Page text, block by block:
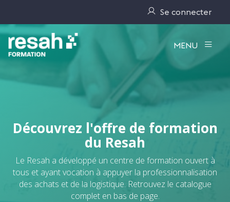
Se connecter
Logo Resah MENU
Découvrez l'offre de formation
du Resah
Le Resah a développé un centre de formation ouvert à
tous et ayant vocation à appuyer la professionnalisation
des achats et de la logistique. Retrouvez le catalogue
complet en bas de page.